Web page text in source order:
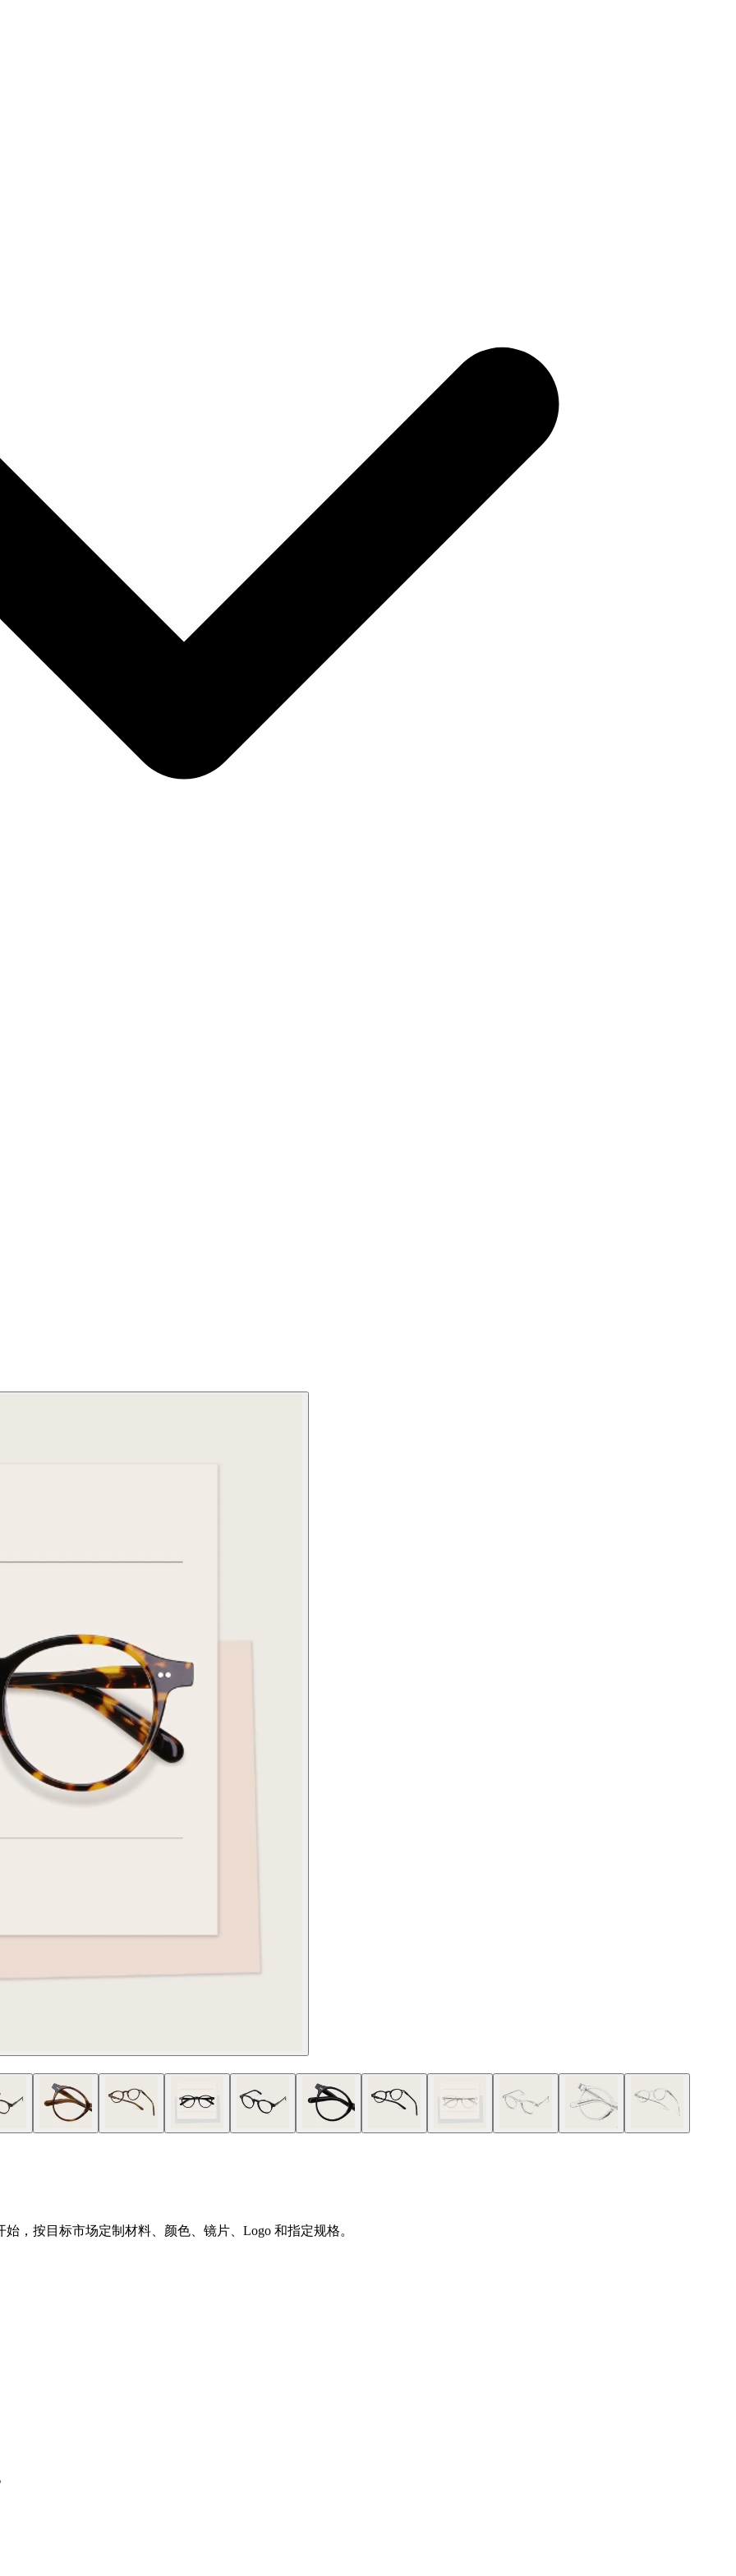
，按目标市场定制材料、颜色、镜片、Logo 和指定规格。